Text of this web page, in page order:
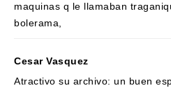
maquinas q le llamaban
bolerama,
Cesar Vasquez
Atractivo su archivo: un buen